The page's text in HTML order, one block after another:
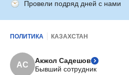
Провели подряд дней с нами
ПОЛИТИКА КАЗАХСТАН
АС
Акжол Садешов
Бывший сотрудник